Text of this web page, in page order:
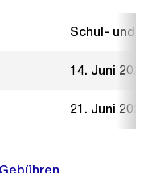
Schul- und
14. Juni 2023
21. Juni 2023